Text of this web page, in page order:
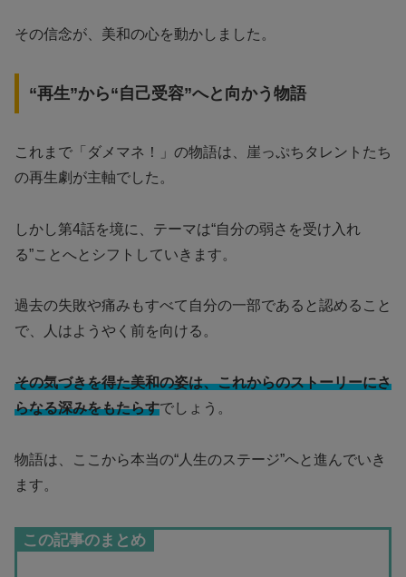
その信念が、美和の心を動かしました。
“再生”から“自己受容”へと向かう物語
これまで「ダメマネ！」の物語は、崖っぷちタレントたち
の再生劇が主軸でした。
しかし第4話を境に、テーマは“自分の弱さを受け入れ
る”ことへとシフトしていきます。
過去の失敗や痛みもすべて自分の一部であると認めること
で、人はようやく前を向ける。
その気づきを得た美和の姿は、これからのストーリーにさ
らなる深みをもたらすでしょう。
物語は、ここから本当の“人生のステージ”へと進んでいき
ます。
この記事のまとめ